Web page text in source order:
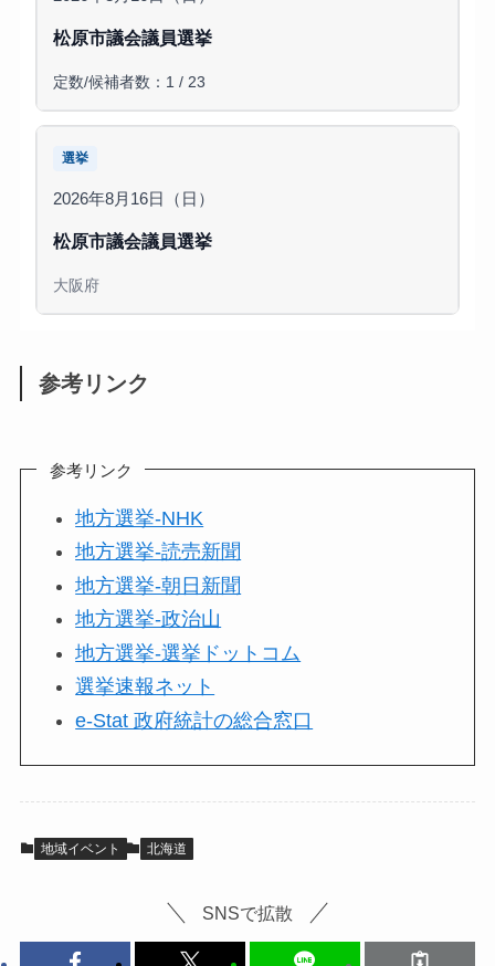
松原市議会議員選挙
定数/候補者数：1 / 23
選挙
2026年8月16日（日）
松原市議会議員選挙
大阪府
参考リンク
参考リンク
地方選挙-NHK
地方選挙-読売新聞
地方選挙-朝日新聞
地方選挙-政治山
地方選挙-選挙ドットコム
選挙速報ネット
e-Stat 政府統計の総合窓口
地域イベント 北海道
SNSで拡散